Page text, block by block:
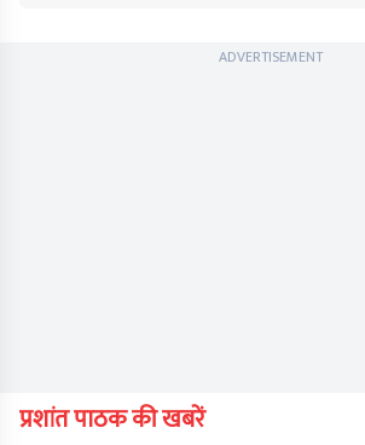
ADVERTISEMENT
प्रशांत पाठक की खबरें